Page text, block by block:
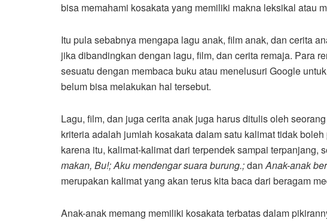
bisa memahami kosakata yang memiliki makna leksikal atau
Itu pula sebabnya mengapa lagu anak, film anak, dan cerita
jika dibandingkan dengan lagu, film, dan cerita remaja. Para
sesuatu dengan membaca buku atau menelusuri Google
belum bisa melakukan hal tersebut.
Lagu, film, dan juga cerita anak juga harus ditulis oleh
kriteria adalah jumlah kosakata dalam satu kalimat tidak
karena itu, kalimat-kalimat dari terpendek sampai terpanjang,
makan, Bu!; Aku mendengar suara burung.;danAnak-anak
merupakan kalimat yang akan terus kita baca dari beragam
Anak-anak memang memiliki kosakata terbatas dalam